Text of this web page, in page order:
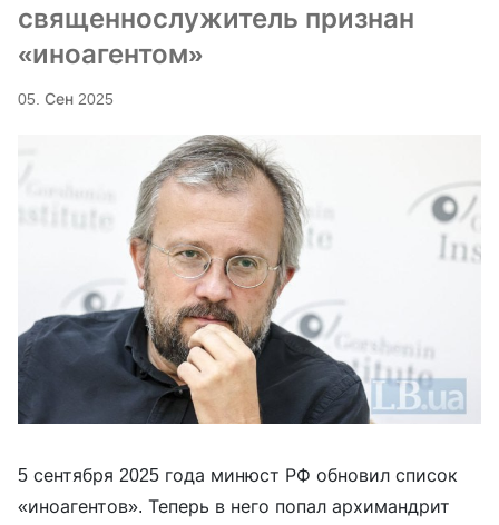
священнослужитель признан
«иноагентом»
05. Сен 2025
5 сентября 2025 года минюст РФ обновил список
«иноагентов». Теперь в него попал архимандрит